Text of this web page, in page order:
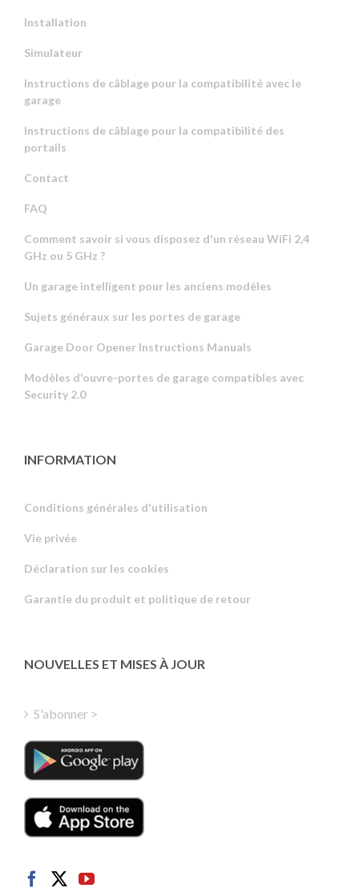
Installation
Simulateur
Instructions de câblage pour la compatibilité avec le
garage
Instructions de câblage pour la compatibilité des
portails
Contact
FAQ
Comment savoir si vous disposez d'un réseau WiFi 2,4
GHz ou 5 GHz ?
Un garage intelligent pour les anciens modèles
Sujets généraux sur les portes de garage
Garage Door Opener Instructions Manuals
Modèles d'ouvre-portes de garage compatibles avec
Security 2.0
INFORMATION
Conditions générales d'utilisation
Vie privée
Déclaration sur les cookies
Garantie du produit et politique de retour
NOUVELLES ET MISES À JOUR
S'abonner >